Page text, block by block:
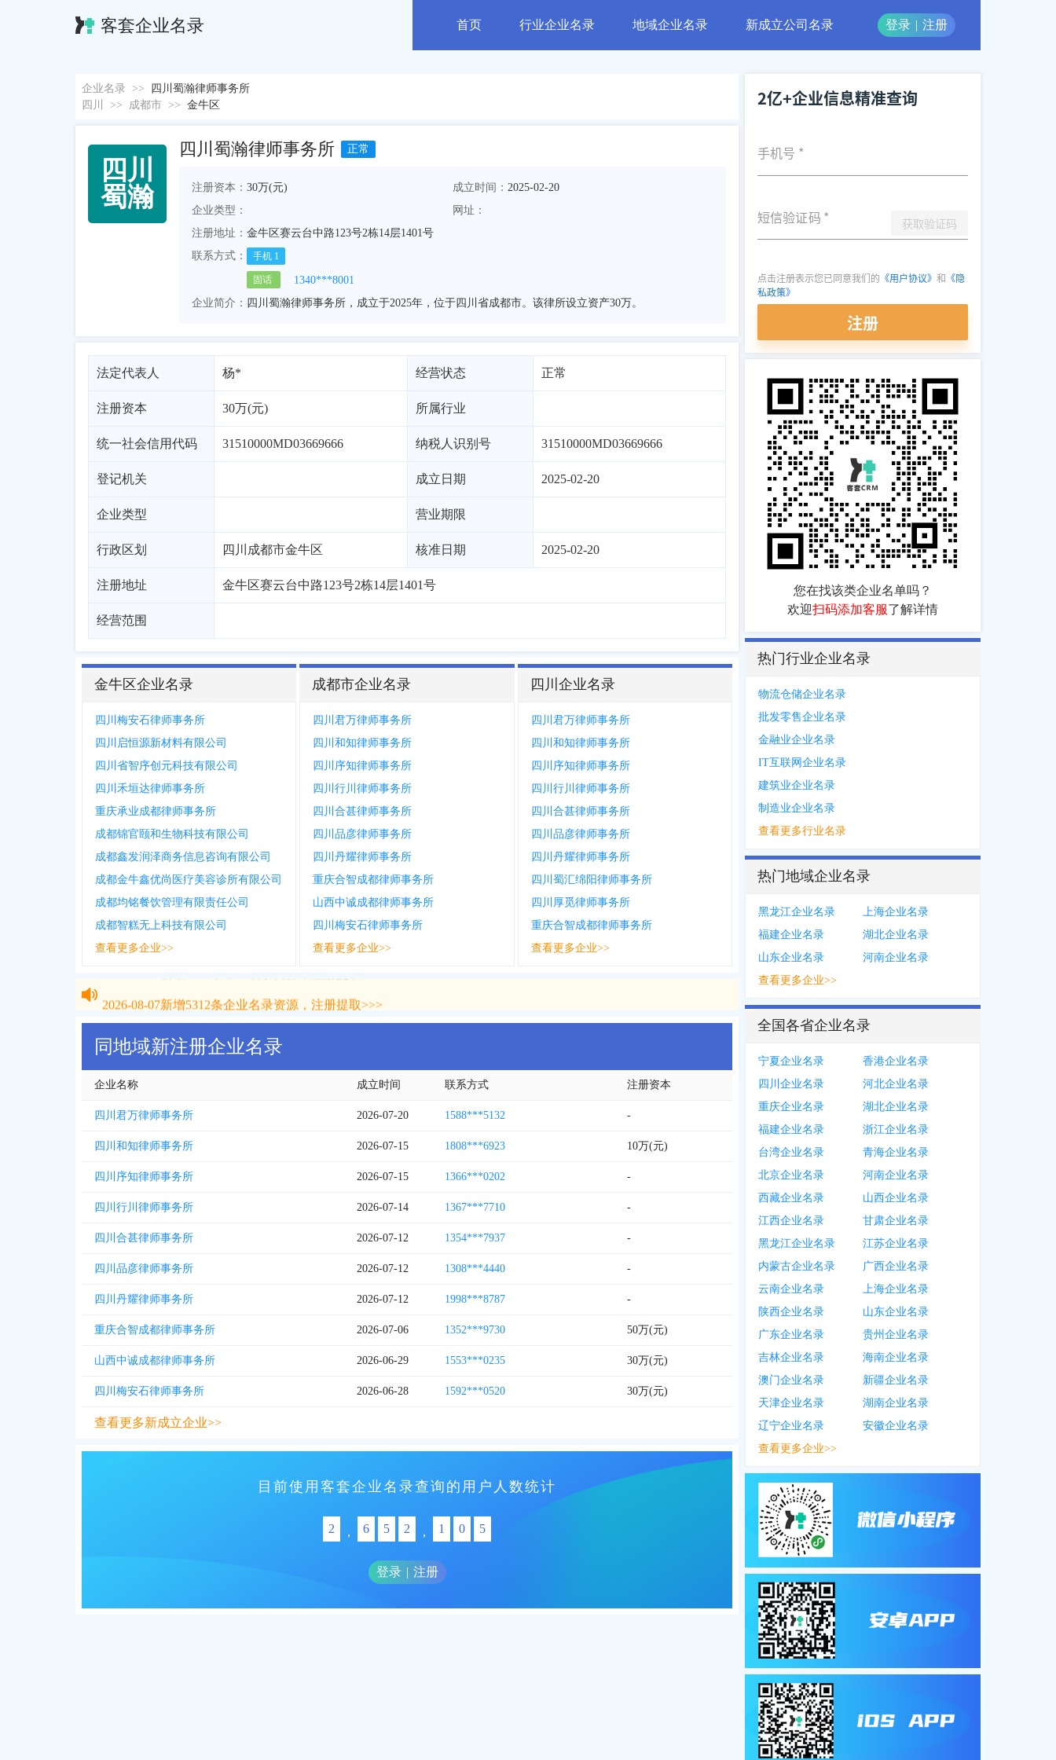
客套企业名录 首页 行业企业名录 地域企业名录 新成立公司名录 登录 | 注册
企业名录 >>
四川蜀瀚律师事务所
四川
>> 成都市 >> 金牛区
四 川
蜀瀚
四川蜀瀚律师事务所 正常
注册资本： 30万(元) 成立时间： 2025-02-20
企业类型：
网址：
注册地址： 金牛区赛云台中路123号2栋14层1401号
联系方式：
手机 1
固话
1340***8001
企业简介： 四川蜀瀚律师事务所，成立于2025年，位于四川省成都市。该律所设立资产30万。
法定代表人 杨* 经营状态 正常
注册资本 30万(元) 所属行业
统一社会信用代码 31510000MD03669666 纳税人识别号 31510000MD03669666
登记机关 成立日期 2025-02-20
企业类型 营业期限
行政区划 四川 成都市金牛区 核准日期 2025-02-20
注册地址 金牛区赛云台中路123号2栋14层1401号
经营范围
金牛区企业名录
四川梅安石律师事务所
四川启恒源新材料有限公司
四川省智序创元科技有限公司
四川禾垣达律师事务所
重庆承业成都律师事务所
成都锦官颐和生物科技有限公司
成都鑫发润泽商务信息咨询有限公司
成都金牛鑫优尚医疗美容诊所有限公司
成都均铭餐饮管理有限责任公司
成都智糕无上科技有限公司
查看更多企业>>
成都市企业名录
四川君万律师事务所
四川和知律师事务所
四川序知律师事务所
四川行川律师事务所
四川合甚律师事务所
四川品彦律师事务所
四川丹耀律师事务所
重庆合智成都律师事务所
山西中诚成都律师事务所
四川梅安石律师事务所
查看更多企业>>
四川企业名录
四川君万律师事务所
四川和知律师事务所
四川序知律师事务所
四川行川律师事务所
四川合甚律师事务所
四川品彦律师事务所
四川丹耀律师事务所
四川蜀汇绵阳律师事务所
四川厚觅律师事务所
重庆合智成都律师事务所
查看更多企业>>
新增 条企业名录资源，注册提取>>>
同地域新注册企业名录
企业名称 成立时间 联系方式 注册资本
四川君万律师事务所 2026-07-20 1588***5132 -
四川和知律师事务所 2026-07-15 1808***6923 10万(元)
四川序知律师事务所 2026-07-15 1366***0202 -
四川行川律师事务所 2026-07-14 1367***7710 -
四川合甚律师事务所 2026-07-12 1354***7937 -
四川品彦律师事务所 2026-07-12 1308***4440 -
四川丹耀律师事务所 2026-07-12 1998***8787 -
重庆合智成都律师事务所 2026-07-06 1352***9730 50万(元)
山西中诚成都律师事务所 2026-06-29 1553***0235 30万(元)
四川梅安石律师事务所 2026-06-28 1592***0520 30万(元)
查看更多新成立企业>>
目前使用客套企业名录查询的用户人数统计
2 , 6 5 2 , 1 0 5
登录 | 注册
2亿+企业信息精准查询
手机号 *
短信验证码 * 获取验证码
点击注册表示您已同意我们的 《用户协议》 和 《隐
私政策》
注册
您在找该类企业名单吗？
欢迎扫码添加客服了解详情
热门行业企业名录
物流仓储企业名录
批发零售企业名录
金融业企业名录
IT互联网企业名录
建筑业企业名录
制造业企业名录
查看更多行业名录
热门地域企业名录
黑龙江企业名录
上海企业名录
福建企业名录
湖北企业名录
山东企业名录
河南企业名录
查看更多企业>>
全国各省企业名录
宁夏企业名录
香港企业名录
四川企业名录
河北企业名录
重庆企业名录
湖北企业名录
福建企业名录
浙江企业名录
台湾企业名录
青海企业名录
北京企业名录
河南企业名录
西藏企业名录
山西企业名录
江西企业名录
甘肃企业名录
黑龙江企业名录
江苏企业名录
内蒙古企业名录
广西企业名录
云南企业名录
上海企业名录
陕西企业名录
山东企业名录
广东企业名录
贵州企业名录
吉林企业名录
海南企业名录
澳门企业名录
新疆企业名录
天津企业名录
湖南企业名录
辽宁企业名录
安徽企业名录
查看更多企业>>